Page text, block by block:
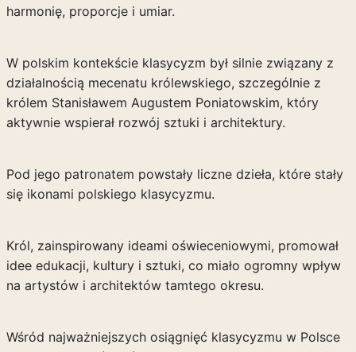
harmonię, proporcje i umiar.
W polskim kontekście klasycyzm był silnie związany z
działalnością mecenatu królewskiego, szczególnie z
królem Stanisławem Augustem Poniatowskim, który
aktywnie wspierał rozwój sztuki i architektury.
Pod jego patronatem powstały liczne dzieła, które stały
się ikonami polskiego klasycyzmu.
Król, zainspirowany ideami oświeceniowymi, promował
idee edukacji, kultury i sztuki, co miało ogromny wpływ
na artystów i architektów tamtego okresu.
Wśród najważniejszych osiągnięć klasycyzmu w Polsce